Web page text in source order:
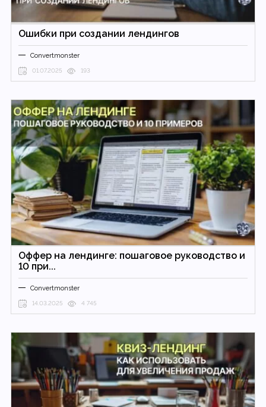
Ошибки при создании лендингов
Convertmonster
01.07.2025 193
Оффер на лендинге: пошаговое руководство и
10 при...
Convertmonster
14.03.2025 4 745